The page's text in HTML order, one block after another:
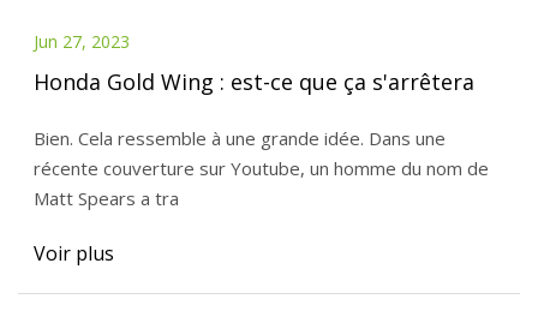
Jun 27, 2023
Honda Gold Wing : est-ce que ça s'arrêtera
Bien. Cela ressemble à une grande idée. Dans une
récente couverture sur Youtube, un homme du nom de
Matt Spears a tra
Voir plus